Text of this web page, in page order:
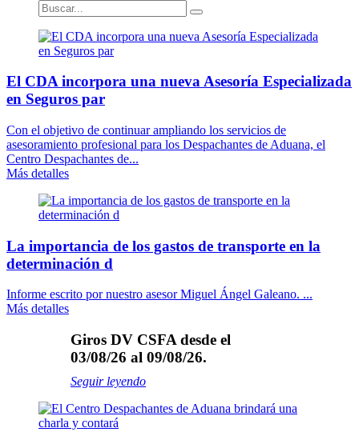
El CDA incorpora una nueva Asesoría Especializada
en Seguros par
Con el objetivo de continuar ampliando los servicios de
asesoramiento profesional para los Despachantes de Aduana, el
Centro Despachantes de...
Más detalles
La importancia de los gastos de transporte en la
determinación d
Informe escrito por nuestro asesor Miguel Ángel Galeano. ...
Más detalles
Giros DV CSFA desde el
03/08/26 al 09/08/26.
Seguir leyendo